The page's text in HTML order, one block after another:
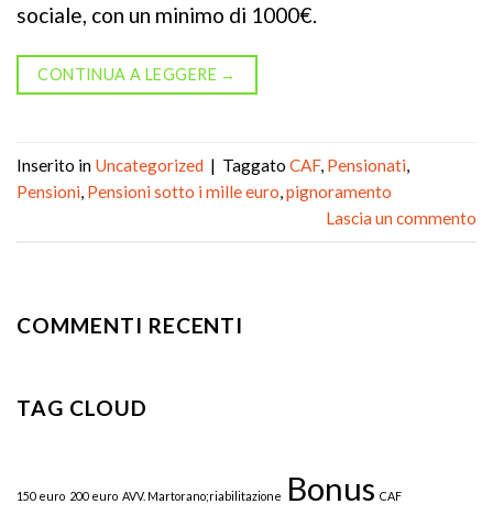
COMMENTI RECENTI
TAG CLOUD
150 euro 200 euro AVV. Martorano;riabilitazione Bonus CAF
sociale, con un minimo di 1000€.
CONTINUA A LEGGERE →
Inserito in Uncategorized | Taggato CAF, Pensionati,
Pensioni, Pensioni sotto i mille euro,pignoramento
Lascia un commento